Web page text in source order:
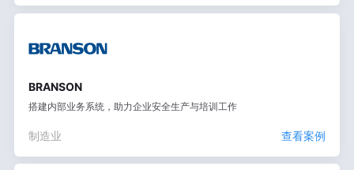
BRANSON
搭建内部业务系统，助力企业安全生产与培训工作
制造业 查看案例